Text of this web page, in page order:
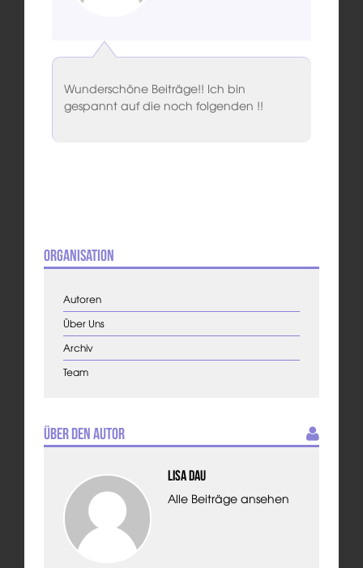
Wunderschöne Beiträge!! Ich bin
gespannt auf die noch folgenden !!
Organisation
Autoren
Über Uns
Archiv
Team
Über den Autor
Lisa Dau
Alle Beiträge ansehen